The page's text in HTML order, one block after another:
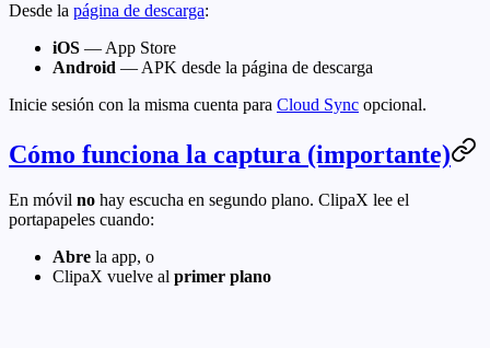
Desde la página de descarga:
iOS — App Store
Android — APK desde la página de descarga
Inicie sesión con la misma cuenta para Cloud Sync opcional.
Cómo funciona la captura (importante)
En móvil no hay escucha en segundo plano. ClipaX lee el
portapapeles cuando:
Abre la app, o
ClipaX vuelve al primer plano